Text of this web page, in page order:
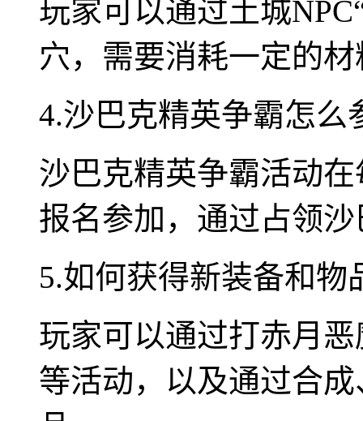
玩家可以通过土城
穴，需要消耗一定的
4.沙巴克精英争霸怎么
沙巴克精英争霸活动
报名参加，通过占领
5.如何获得新装备和物
玩家可以通过打赤月
等活动，以及通过合